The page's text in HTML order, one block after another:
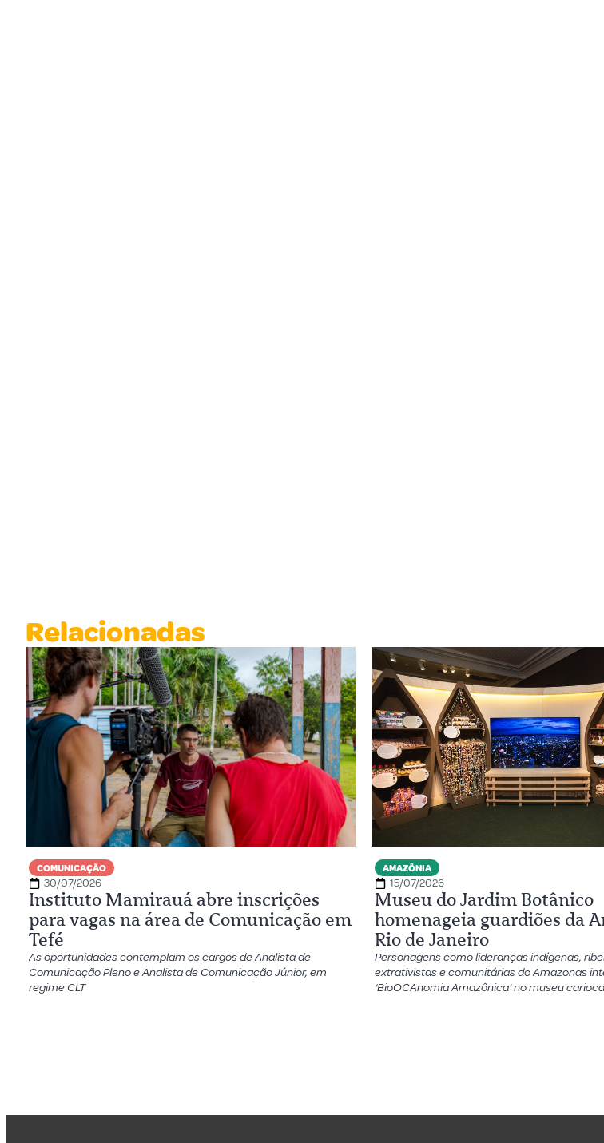
Relacionadas
COMUNICAÇÃO
30/07/2026
Instituto Mamirauá abre inscrições
para vagas na área de Comunicação em
Tefé
As oportunidades contemplam os cargos de Analista de
Comunicação Pleno e Analista de Comunicação Júnior, em
regime CLT
AMAZÔNIA
15/07/2026
Museu do Jardim Botânico
homenageia guardiões da
Rio de Janeiro
Personagens como lideranças indígenas,
extrativistas e comunitárias do Amazonas
‘BioOCAnomia Amazônica’ no museu carioca